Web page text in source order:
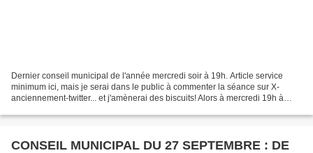
Dernier conseil municipal de l'année mercredi soir à 19h. Article service
minimum ici, mais je serai dans le public à commenter la séance sur X-
anciennement-twitter... et j'amènerai des biscuits! Alors à mercredi 19h à
CONSEIL MUNICIPAL DU 27 SEPTEMBRE : DE